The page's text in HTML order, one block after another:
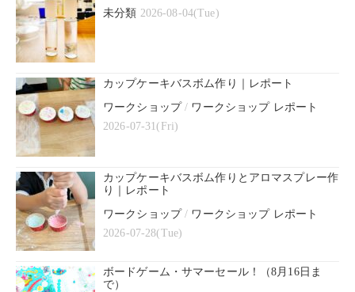
未分類 2026-08-04(Tue)
カップケーキバスボム作り｜レポート
ワークショップ/ ワークショップ レポート
2026-07-31(Fri)
カップケーキバスボム作りとアロマスプレー作
り｜レポート
ワークショップ/ ワークショップ レポート
2026-07-28(Tue)
ボードゲーム・サマーセール！（8月16日ま
で）